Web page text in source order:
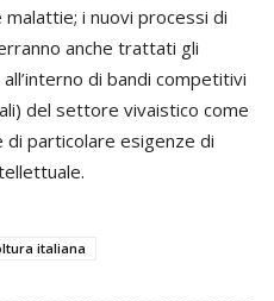
i nuovi processi di
anche trattati gli
di bandi competitivi
del settore vivaistico come
particolare esigenze di
italiana